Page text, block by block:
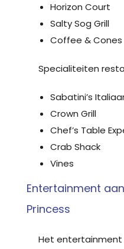
Horizon Court
Salty Sog Grill
Coffee & Cones
Specialiteiten
Sabatini’s
Crown Grill
Chef’s Table
Crab Shack
Vines
Entertainment
Princess
Het entertainment